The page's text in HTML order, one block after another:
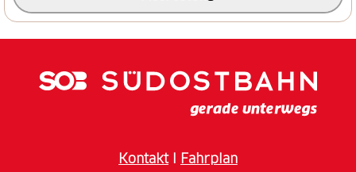
nach Temperatur, sehr frühlingshafte, weiche Pisten.
Wir empfehlen daher, für den Big Pintenfritz früh
Hier gehts zum Status der Schlittelwege.
KontaktI Fahrplan